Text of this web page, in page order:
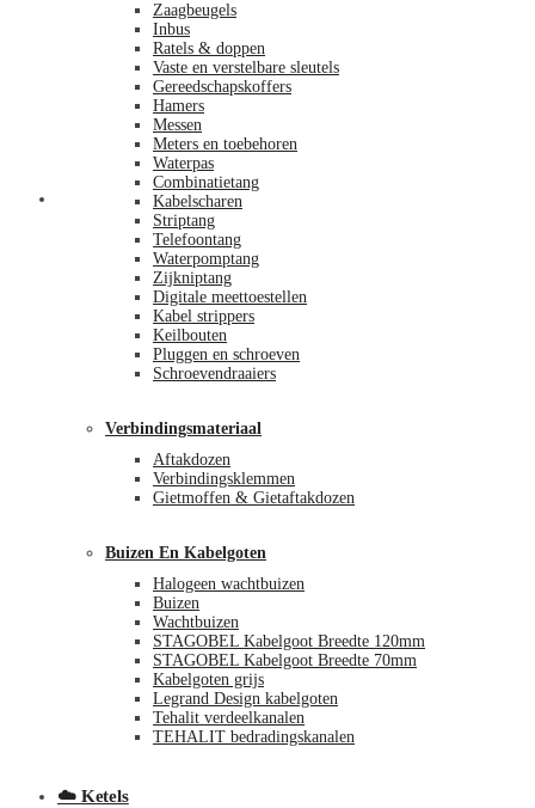
Zaagbeugels
Inbus
Ratels & doppen
Vaste en verstelbare sleutels
Gereedschapskoffers
Hamers
Messen
Meters en toebehoren
Waterpas
Combinatietang
Kabelscharen
Striptang
Telefoontang
Waterpomptang
Zijkniptang
Digitale meettoestellen
Kabel strippers
Keilbouten
Pluggen en schroeven
Schroevendraaiers
Verbindingsmateriaal
Aftakdozen
Verbindingsklemmen
Gietmoffen & Gietaftakdozen
Buizen En Kabelgoten
Halogeen wachtbuizen
Buizen
Wachtbuizen
STAGOBEL Kabelgoot Breedte 120mm
STAGOBEL Kabelgoot Breedte 70mm
Kabelgoten grijs
Legrand Design kabelgoten
Tehalit verdeelkanalen
TEHALIT bedradingskanalen
☁️ Ketels